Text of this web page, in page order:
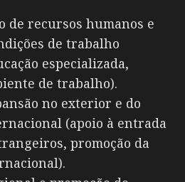
de recursos humanos e
de trabalho
especializada,
de trabalho).
no exterior e do
(apoio à entrada
promoção da